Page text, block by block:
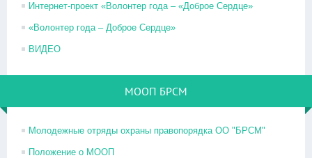
Интернет-проект «Волонтер года – «Доброе Сердце»
«Волонтер года – Доброе Сердце»
ВИДЕО
МООП БРСМ
Молодежные отряды охраны правопорядка ОО "БРСМ"
Положение о МООП